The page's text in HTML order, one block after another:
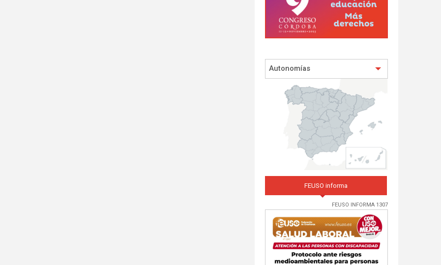
Autonomías
FEUSO informa
FEUSO INFORMA 1307